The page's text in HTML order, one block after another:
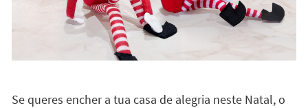
Se queres encher a tua casa de alegria neste Natal, o